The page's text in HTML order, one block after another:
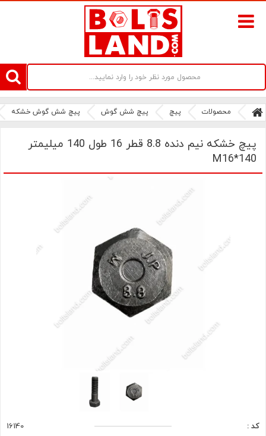
سامانه آنلاین فروش پیچ و مهره های صنعتی بولتز لند | سرزمین پیچ
محصولات پیچ پیچ شش گوش پیچ شش گوش خشکه
پیچ خشکه نیم دنده 8.8 قطر 16 طول 140 میلیمتر
M16*140
کد :
16140